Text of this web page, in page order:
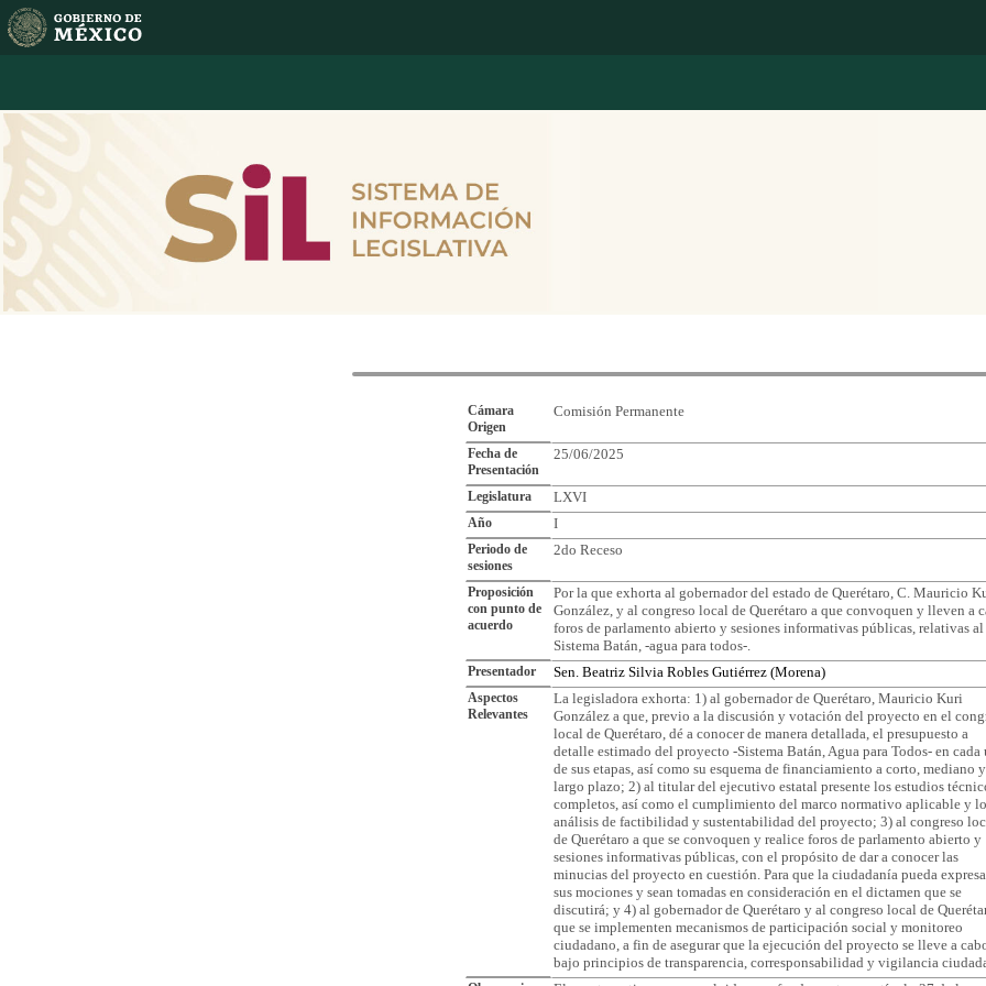
Cámara
Origen
Comisión Permanente
Fecha de
Presentación
25/06/2025
Legislatura LXVI
Año I
Periodo de
sesiones
2do Receso
Proposición
con punto de
acuerdo
Por la que exhorta al gobernador del estado de Querétaro, C. Mauricio
González, y al congreso local de Querétaro a que convoquen y lleven a
foros de parlamento abierto y sesiones informativas públicas, relativas al
Sistema Batán, -agua para todos-.
Presentador Sen. Beatriz Silvia Robles Gutiérrez (Morena)
Aspectos
Relevantes
La legisladora exhorta: 1) al gobernador de Querétaro, Mauricio Kuri
González a que, previo a la discusión y votación del proyecto en el
local de Querétaro, dé a conocer de manera detallada, el presupuesto a
detalle estimado del proyecto -Sistema Batán, Agua para Todos- en cada
de sus etapas, así como su esquema de financiamiento a corto, mediano y
largo plazo; 2) al titular del ejecutivo estatal presente los estudios
completos, así como el cumplimiento del marco normativo aplicable y
análisis de factibilidad y sustentabilidad del proyecto; 3) al congreso
de Querétaro a que se convoquen y realice foros de parlamento abierto y
sesiones informativas públicas, con el propósito de dar a conocer las
minucias del proyecto en cuestión. Para que la ciudadanía pueda
sus mociones y sean tomadas en consideración en el dictamen que se
discutirá; y 4) al gobernador de Querétaro y al congreso local de
que se implementen mecanismos de participación social y monitoreo
ciudadano, a fin de asegurar que la ejecución del proyecto se lleve a
bajo principios de transparencia, corresponsabilidad y vigilancia